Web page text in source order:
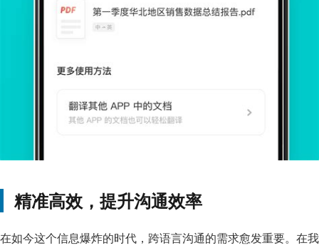
精准高效，提升沟通效率
在如今这个信息爆炸的时代，跨语言沟通的需求愈发重要。在我